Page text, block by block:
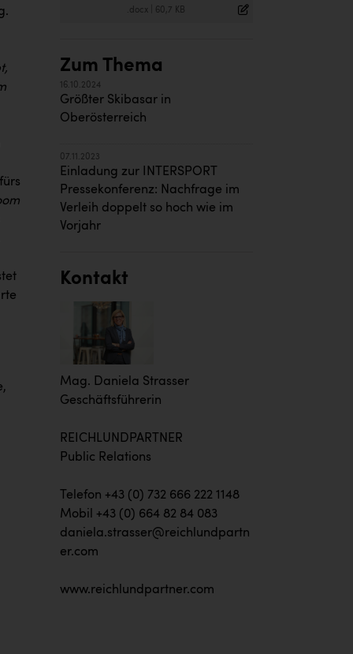
.docx 60,7 KB
Zum Thema
16.10.2024
Größter Skibasar in
Oberösterreich
07.11.2023
Einladung zur INTERSPORT
Pressekonferenz: Nachfrage im
Verleih doppelt so hoch wie im
Vorjahr
Kontakt
Mag. Daniela Strasser
Geschäftsführerin
REICHLUNDPARTNER
Public Relations
Telefon +43 (0) 732 666 222 1148
Mobil +43 (0) 664 82 84 083
daniela.strasser@reichlundpartn
er.com
www.reichlundpartner.com